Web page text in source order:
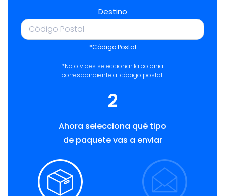
Destino
*Código Postal
*No olvides seleccionar la colonia
correspondiente al código postal.
2
Ahora selecciona qué tipo
de paquete vas a enviar